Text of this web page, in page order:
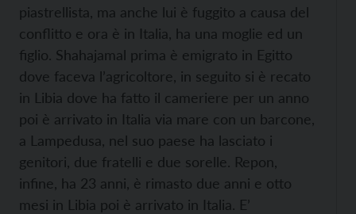
piastrellista, ma anche lui è fuggito a causa del
conflitto e ora è in Italia, ha una moglie ed un
figlio. Shahajamal prima è emigrato in Egitto
dove faceva l’agricoltore, in seguito si è recato
in Libia dove ha fatto il cameriere per un anno
poi è arrivato in Italia via mare con un barcone,
a Lampedusa, nel suo paese ha lasciato i
genitori, due fratelli e due sorelle. Repon,
infine, ha 23 anni, è rimasto due anni e otto
mesi in Libia poi è arrivato in Italia. E’